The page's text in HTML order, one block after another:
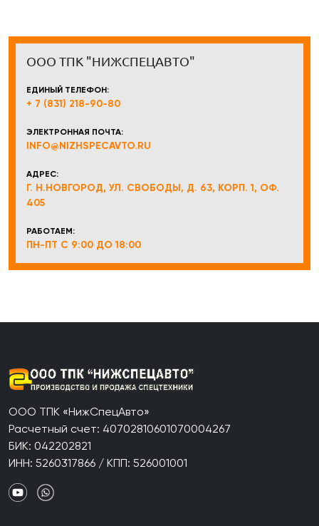
ООО ТПК "НИЖСПЕЦАВТО"
ЕДИНЫЙ ТЕЛЕФОН:
+ 7 (831) 218-90-80
ЭЛЕКТРОННАЯ ПОЧТА:
INFO@NIZHSPECAVTO.RU
АДРЕС:
Г. Н.НОВГОРОД, УЛ. СВОБОДЫ, Д. 63, КОРП. 1, ОФ.
405
РАБОТАЕМ:
ПН-ПТ С 9:00 ДО 18:00
ООО ТПК «НижСпецАвто»
Расчетный счет: 40702810601070004267
БИК: 042202821
ИНН: 5260317866 / КПП: 526001001